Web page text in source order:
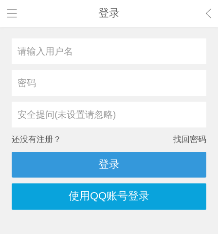
登录
安全提问(未设置请忽略)
还没有注册？ 找回密码
登录
使用QQ账号登录